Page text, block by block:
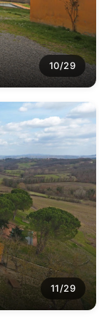
10/29
11/29